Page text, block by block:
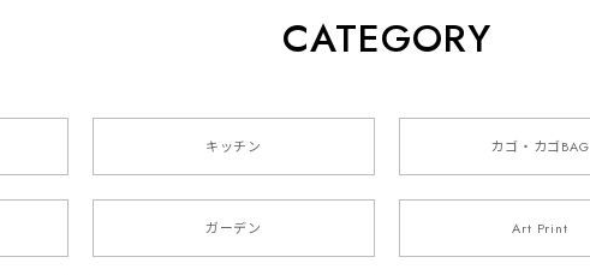
CATEGORY
キッチン カゴ・カゴBAG
ガーデン Art Print